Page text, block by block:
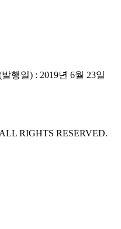
행일) : 2019년 6월 23일
RIGHTS RESERVED.